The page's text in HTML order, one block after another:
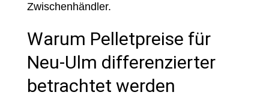
Zwischenhändler.
Warum Pelletpreise für
Neu-Ulm differenzierter
betrachtet werden